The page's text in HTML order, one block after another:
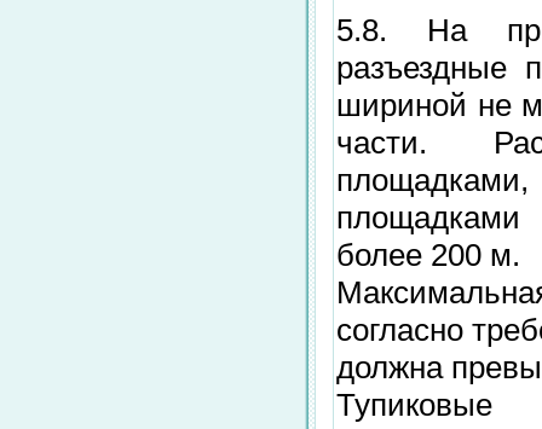
5.8. На
разъездные
шириной не
части.
площадками
более 200 м.
согласно
должна